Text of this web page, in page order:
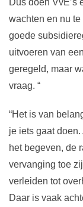
wachten en nu
goede
uitvoeren van
geregeld, maar
vraag. “
“Het is van
je iets gaat
het begeven, de
vervanging toe
verleiden tot
Daar is vaak